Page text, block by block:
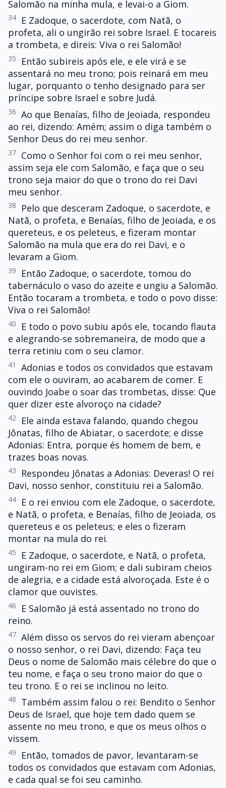
Salomão na minha mula, e levai-o a Giom.
34
E Zadoque, o sacerdote, com Natã, o
profeta, ali o ungirão rei sobre Israel. E tocareis
a trombeta, e direis: Viva o rei Salomão!
35
Então subireis após ele, e ele virá e se
assentará no meu trono; pois reinará em meu
lugar, porquanto o tenho designado para ser
príncipe sobre Israel e sobre Judá.
36 Ao que Benaías, filho de Jeoiada, respondeu
ao rei, dizendo: Amém; assim o diga também o
Senhor Deus do rei meu senhor.
37 Como o Senhor foi com o rei meu senhor,
assim seja ele com Salomão, e faça que o seu
trono seja maior do que o trono do rei Davi
meu senhor.
38
Pelo que desceram Zadoque, o sacerdote, e
Natã, o profeta, e Benaías, filho de Jeoiada, e os
quereteus, e os peleteus, e fizeram montar
Salomão na mula que era do rei Davi, e o
levaram a Giom.
39
Então Zadoque, o sacerdote, tomou do
tabernáculo o vaso do azeite e ungiu a Salomão.
Então tocaram a trombeta, e todo o povo disse:
Viva o rei Salomão!
40
E todo o povo subiu após ele, tocando flauta
e alegrando-se sobremaneira, de modo que a
terra retiniu com o seu clamor.
41
Adonias e todos os convidados que estavam
com ele o ouviram, ao acabarem de comer. E
ouvindo Joabe o soar das trombetas, disse: Que
quer dizer este alvoroço na cidade?
42
Ele ainda estava falando, quando chegou
Jônatas, filho de Abiatar, o sacerdote; e disse
Adonias: Entra, porque és homem de bem, e
trazes boas novas.
43
Respondeu Jônatas a Adonias: Deveras! O rei
Davi, nosso senhor, constituiu rei a Salomão.
44
E o rei enviou com ele Zadoque, o sacerdote,
e Natã, o profeta, e Benaías, filho de Jeoiada, os
quereteus e os peleteus; e eles o fizeram
montar na mula do rei.
45
E Zadoque, o sacerdote, e Natã, o profeta,
ungiram-no rei em Giom; e dali subiram cheios
de alegria, e a cidade está alvoroçada. Este é o
clamor que ouvistes.
46
E Salomão já está assentado no trono do
reino.
47 Além disso os servos do rei vieram abençoar
o nosso senhor, o rei Davi, dizendo: Faça teu
Deus o nome de Salomão mais célebre do que o
teu nome, e faça o seu trono maior do que o
teu trono. E o rei se inclinou no leito.
48
Também assim falou o rei: Bendito o Senhor
Deus de Israel, que hoje tem dado quem se
assente no meu trono, e que os meus olhos o
vissem.
49
Então, tomados de pavor, levantaram-se
todos os convidados que estavam com Adonias,
e cada qual se foi seu caminho.